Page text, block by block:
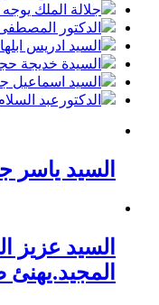
جلالة الملك
الدكتور
السيد ادريس
السيدة خديجة
السيد اسماعيل
الدكتورعبد
السيد ياسر
السيد عزيز